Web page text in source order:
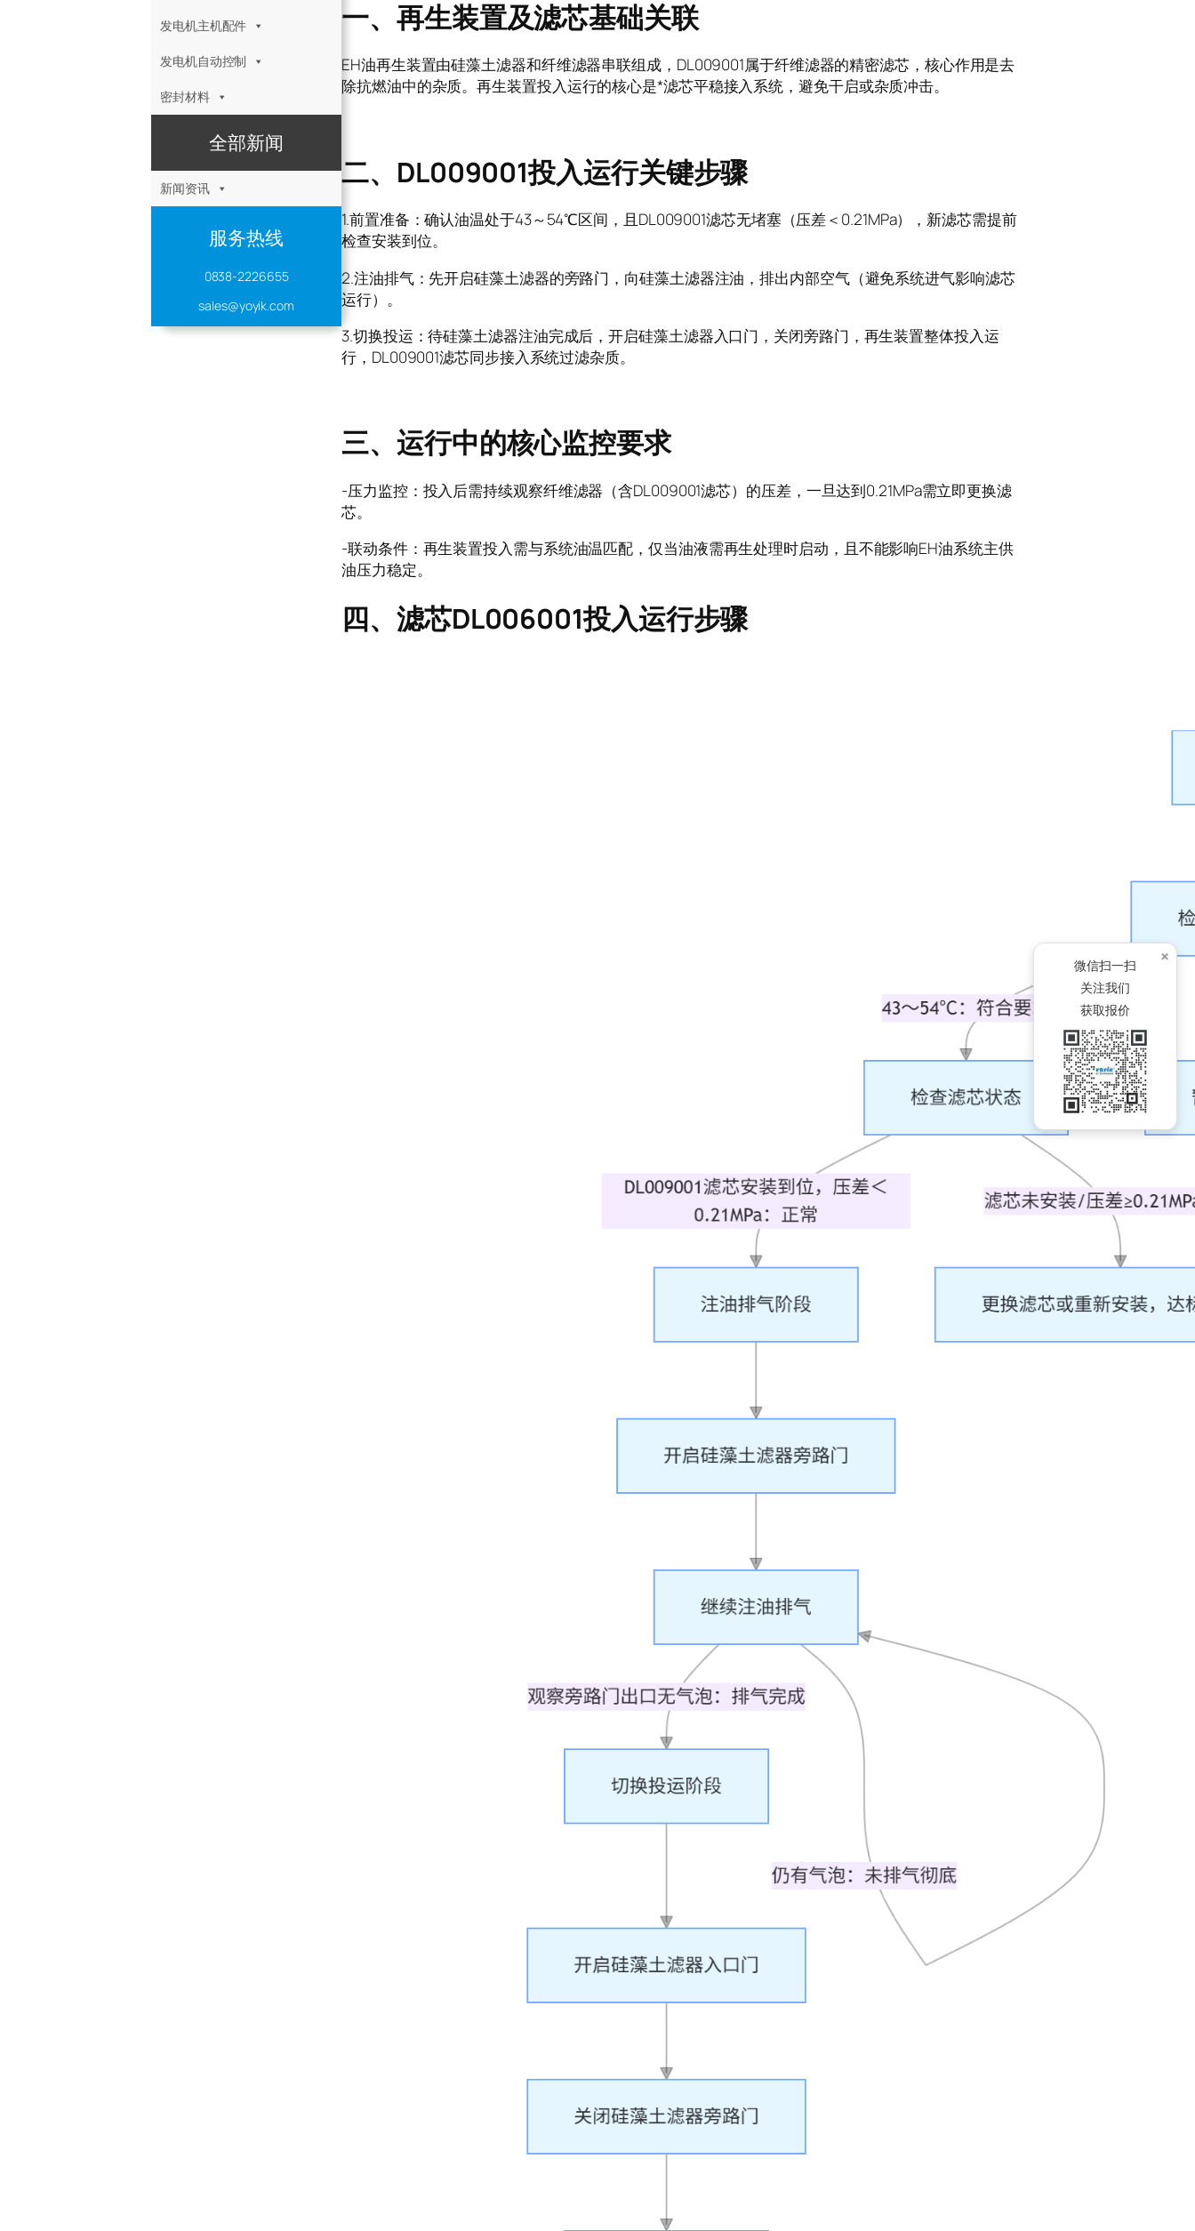
发电机主机配件
发电机自动控制
密封材料
全部新闻
新闻资讯
服务热线
0838-2226655
sales@yoyik.com
一、再生装置及滤芯基础关联
EH油再生装置由硅藻土滤器和纤维滤器串联组成，DL009001属于纤维滤器的精密滤芯，核心作用是去
除抗燃油中的杂质。再生装置投入运行的核心是*滤芯平稳接入系统，避免干启或杂质冲击。
二、DL009001投入运行关键步骤
1.前置准备：确认油温处于43～54℃区间，且DL009001滤芯无堵塞（压差＜0.21MPa），新滤芯需提前
检查安装到位。
2.注油排气：先开启硅藻土滤器的旁路门，向硅藻土滤器注油，排出内部空气（避免系统进气影响滤芯
运行）。
3.切换投运：待硅藻土滤器注油完成后，开启硅藻土滤器入口门，关闭旁路门，再生装置整体投入运
行，DL009001滤芯同步接入系统过滤杂质。
三、运行中的核心监控要求
-压力监控：投入后需持续观察纤维滤器（含DL009001滤芯）的压差，一旦达到0.21MPa需立即更换滤
芯。
-联动条件：再生装置投入需与系统油温匹配，仅当油液需再生处理时启动，且不能影响EH油系统主供
油压力稳定。
四、滤芯DL006001投入运行步骤
×
微信扫一扫
关注我们
获取报价